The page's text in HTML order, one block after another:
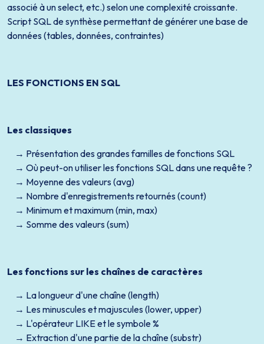
associé à un select, etc.) selon une complexité croissante.
Script SQL de synthèse permettant de générer une base de
données (tables, données, contraintes)
LES FONCTIONS EN SQL
Les classiques
Présentation des grandes familles de fonctions SQL
Où peut-on utiliser les fonctions SQL dans une requête ?
Moyenne des valeurs (avg)
Nombre d'enregistrements retournés (count)
Minimum et maximum (min, max)
Somme des valeurs (sum)
Les fonctions sur les chaînes de caractères
La longueur d'une chaîne (length)
Les minuscules et majuscules (lower, upper)
L'opérateur LIKE et le symbole %
Extraction d'une partie de la chaîne (substr)